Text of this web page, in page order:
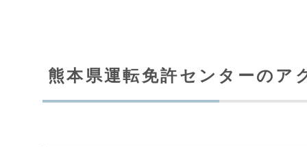
熊本県運転免許センターのア